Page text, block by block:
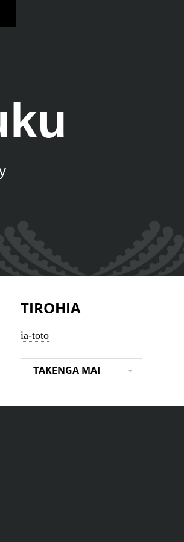
TIROHIA
ia-toto
TAKENGA MAI